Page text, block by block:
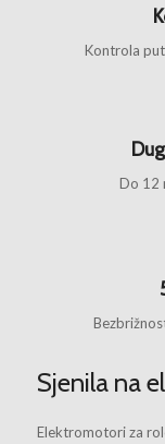
Kontrola
Do 12
Sjenila na
Elektromotori za